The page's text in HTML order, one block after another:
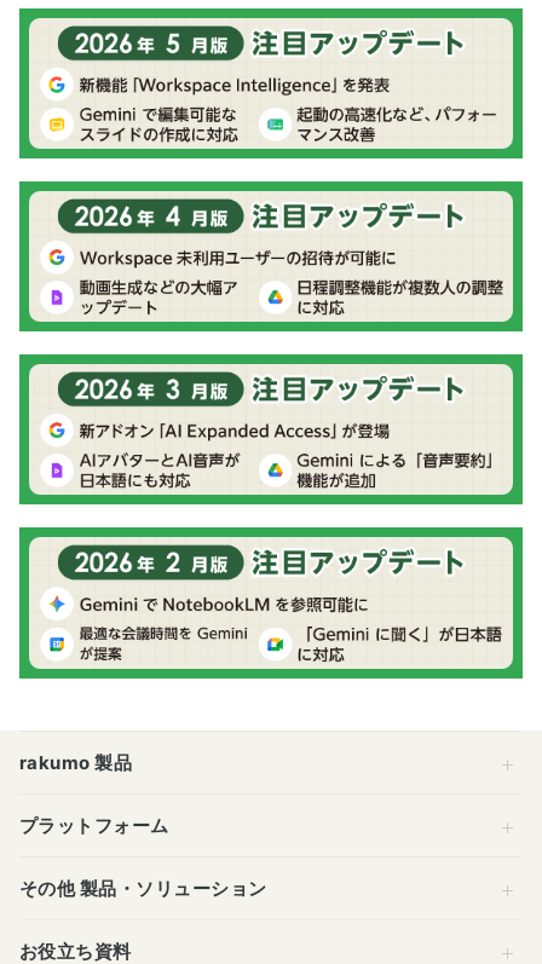
rakumo 製品
プラットフォーム
その他 製品・ソリューション
お役立ち資料